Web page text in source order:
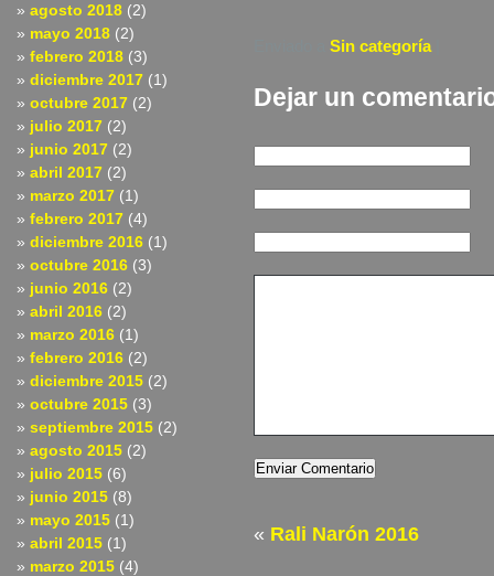
agosto 2018 (2)
mayo 2018 (2)
febrero 2018 (3)
diciembre 2017 (1)
octubre 2017 (2)
julio 2017 (2)
junio 2017 (2)
abril 2017 (2)
marzo 2017 (1)
febrero 2017 (4)
diciembre 2016 (1)
octubre 2016 (3)
junio 2016 (2)
abril 2016 (2)
marzo 2016 (1)
febrero 2016 (2)
diciembre 2015 (2)
octubre 2015 (3)
septiembre 2015 (2)
agosto 2015 (2)
julio 2015 (6)
junio 2015 (8)
mayo 2015 (1)
abril 2015 (1)
marzo 2015 (4)
Sin categoría
Dejar un
« Rali Narón 2016